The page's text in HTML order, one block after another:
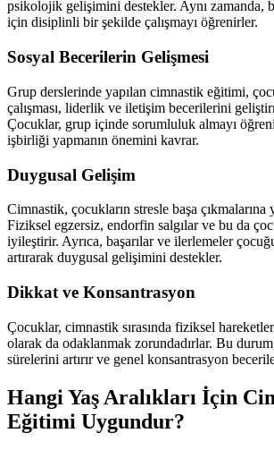
psikolojik gelişimini destekler. Aynı zamanda,
için disiplinli bir şekilde çalışmayı öğrenirler.
Sosyal Becerilerin Gelişmesi
Grup derslerinde yapılan cimnastik eğitimi,
çalışması, liderlik ve iletişim becerilerini
Çocuklar, grup içinde sorumluluk almayı
işbirliği yapmanın önemini kavrar.
Duygusal Gelişim
Cimnastik, çocukların stresle başa çıkmalarına
Fiziksel egzersiz, endorfin salgılar ve bu da
iyileştirir. Ayrıca, başarılar ve ilerlemeler
artırarak duygusal gelişimini destekler.
Dikkat ve Konsantrasyon
Çocuklar, cimnastik sırasında fiziksel
olarak da odaklanmak zorundadırlar. Bu
sürelerini artırır ve genel konsantrasyon
Hangi Yaş Aralıkları İçin
Eğitimi Uygundur?